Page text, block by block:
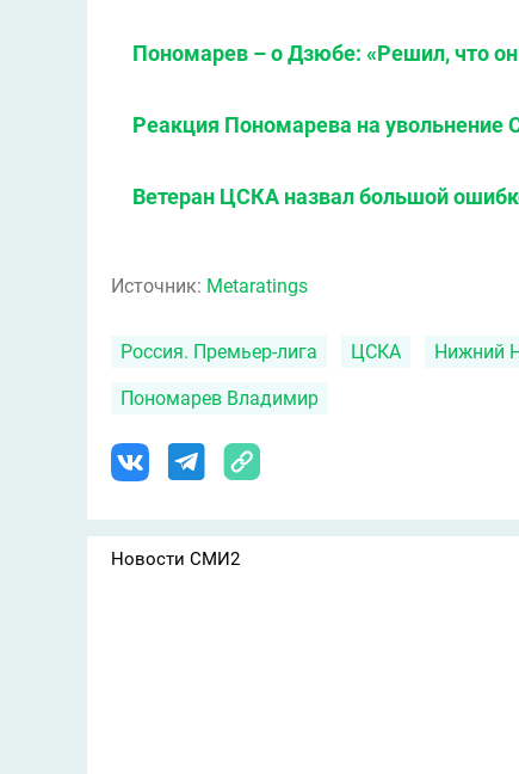
Пономарев – о Дзюбе: «Решил, что
Реакция Пономарева на увольнение
Ветеран ЦСКА назвал большой
Источник: Metaratings
Россия. Премьер-лига ЦСКА Нижний
Пономарев Владимир
Новости СМИ2